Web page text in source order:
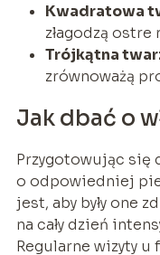
Kwadratowa
złagodzą ostre
Trójkątna
zrównoważą
Jak dbać o
Przygotowując się
o odpowiedniej
jest, aby były one
na cały dzień
Regularne wizyty